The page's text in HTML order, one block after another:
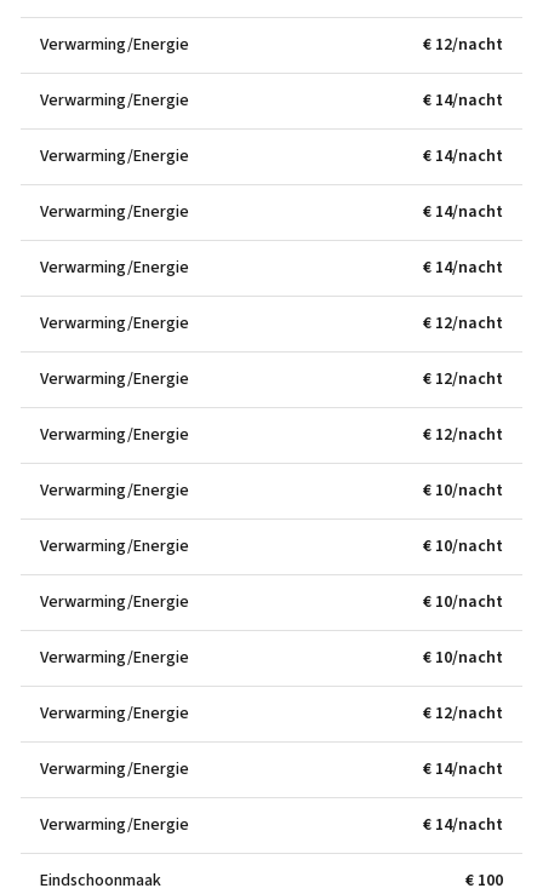
Verwarming/Energie € 12/nacht
Verwarming/Energie € 14/nacht
Verwarming/Energie € 14/nacht
Verwarming/Energie € 14/nacht
Verwarming/Energie € 14/nacht
Verwarming/Energie € 12/nacht
Verwarming/Energie € 12/nacht
Verwarming/Energie € 12/nacht
Verwarming/Energie € 10/nacht
Verwarming/Energie € 10/nacht
Verwarming/Energie € 10/nacht
Verwarming/Energie € 10/nacht
Verwarming/Energie € 12/nacht
Verwarming/Energie € 14/nacht
Verwarming/Energie € 14/nacht
Eindschoonmaak € 100